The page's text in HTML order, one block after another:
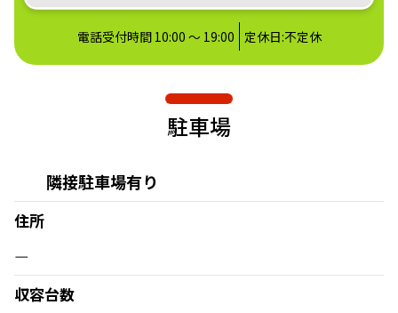
電話受付時間 10:00 ～ 19:00 定休日:不定休
駐車場
隣接駐車場有り
住所
ー
収容台数